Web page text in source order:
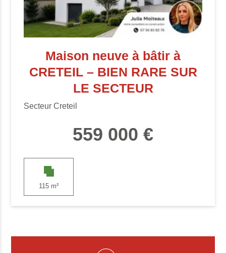
Maison neuve à bâtir à
CRETEIL – BIEN RARE SUR
LE SECTEUR
Secteur Creteil
559 000 €
115 m²